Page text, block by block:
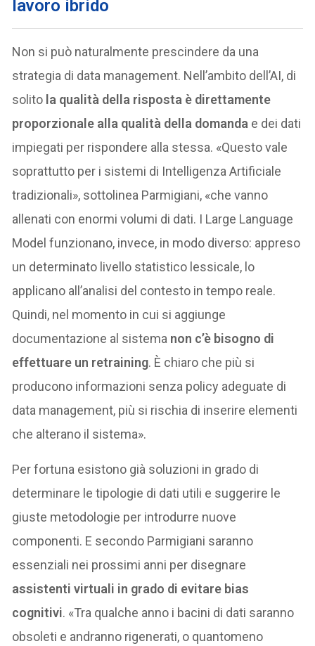
lavoro ibrido
Non si può naturalmente prescindere da una
strategia di data management. Nell’ambito dell’AI, di
solito la qualità della risposta è direttamente
proporzionale alla qualità della domanda e dei dati
impiegati per rispondere alla stessa. «Questo vale
soprattutto per i sistemi di Intelligenza Artificiale
tradizionali», sottolinea Parmigiani, «che vanno
allenati con enormi volumi di dati. I Large Language
Model funzionano, invece, in modo diverso: appreso
un determinato livello statistico lessicale, lo
applicano all’analisi del contesto in tempo reale.
Quindi, nel momento in cui si aggiunge
documentazione al sistema non c’è bisogno di
effettuare un retraining. È chiaro che più si
producono informazioni senza policy adeguate di
data management, più si rischia di inserire elementi
che alterano il sistema».
Per fortuna esistono già soluzioni in grado di
determinare le tipologie di dati utili e suggerire le
giuste metodologie per introdurre nuove
componenti. E secondo Parmigiani saranno
essenziali nei prossimi anni per disegnare
assistenti virtuali in grado di evitare bias
cognitivi. «Tra qualche anno i bacini di dati saranno
obsoleti e andranno rigenerati, o quantomeno